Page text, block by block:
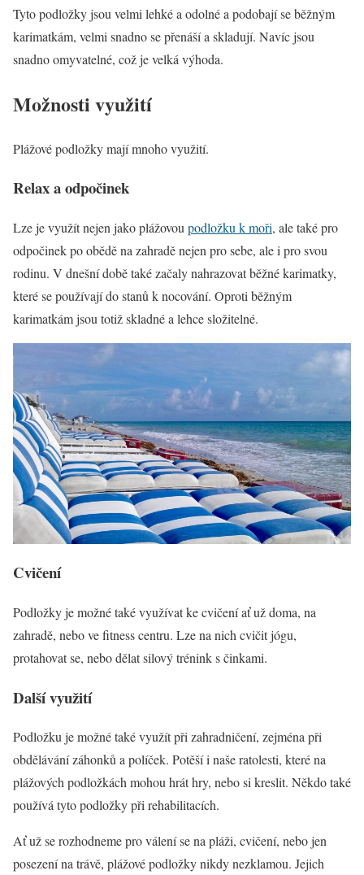
Tyto podložky jsou velmi lehké a odolné a podobají se běžným
karimatkám, velmi snadno se přenáší a skladují. Navíc jsou
snadno omyvatelné, což je velká výhoda.
Možnosti využití
Plážové podložky mají mnoho využití.
Relax a odpočinek
Lze je využít nejen jako plážovou podložku k moři, ale také pro
odpočinek po obědě na zahradě nejen pro sebe, ale i pro svou
rodinu. V dnešní době také začaly nahrazovat běžné karimatky,
které se používají do stanů k nocování. Oproti běžným
karimatkám jsou totiž skladné a lehce složitelné.
Cvičení
Podložky je možné také využívat ke cvičení ať už doma, na
zahradě, nebo ve fitness centru. Lze na nich cvičit jógu,
protahovat se, nebo dělat silový trénink s činkami.
Další využití
Podložku je možné také využít při zahradničení, zejména při
obdělávání záhonků a políček. Potěší i naše ratolesti, které na
plážových podložkách mohou hrát hry, nebo si kreslit. Někdo také
používá tyto podložky při rehabilitacích.
Ať už se rozhodneme pro válení se na pláži, cvičení, nebo jen
posezení na trávě, plážové podložky nikdy nezklamou. Jejich